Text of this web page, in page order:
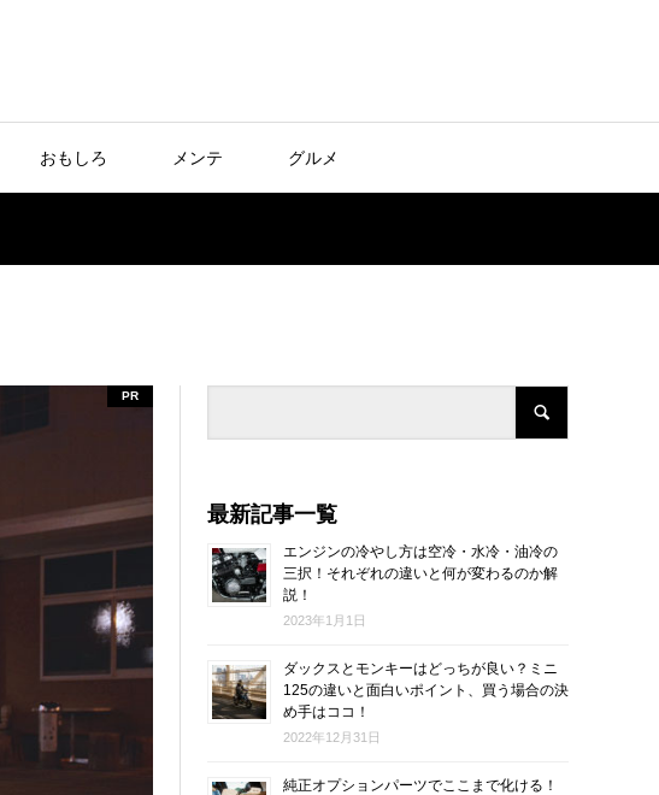
おもしろ メンテ グルメ
PR
最新記事一覧
エンジンの冷やし方は空冷・水冷・油冷の
三択！それぞれの違いと何が変わるのか解
説！
2023年1月1日
ダックスとモンキーはどっちが良い？ミニ
125の違いと面白いポイント、買う場合の決
め手はココ！
2022年12月31日
純正オプションパーツでここまで化ける！